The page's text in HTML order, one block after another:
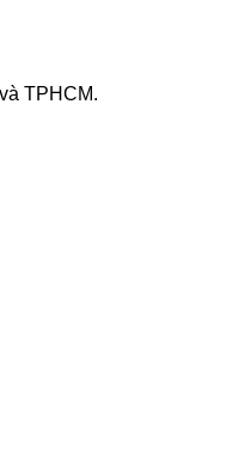
TPHCM.